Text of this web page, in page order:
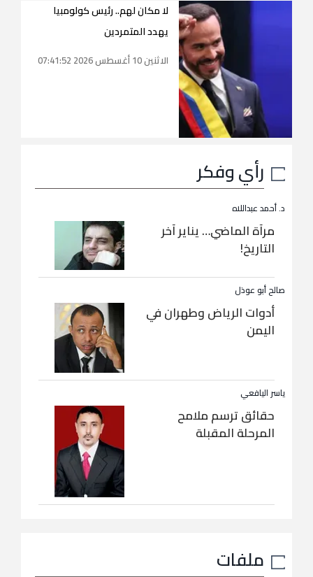
لا مكان لهم.. رئيس كولومبيا
يهدد المتمردين
الاثنين 10 أغسطس 2026 07:41:52
رأي وفكر
د. أحمد عبداللاه
مرآة الماضي… يناير آخر
التاريخ!
صالح أبو عوذل
أدوات الرياض وطهران في
اليمن
ياسر اليافعي
حقائق ترسم ملامح
المرحلة المقبلة
ملفات